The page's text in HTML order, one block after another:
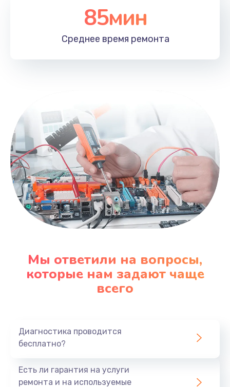
85мин
Среднее время ремонта
Мы ответили на вопросы,
которые нам задают чаще
всего
Диагностика проводится
бесплатно?
Есть ли гарантия на услуги
ремонта и на используемые